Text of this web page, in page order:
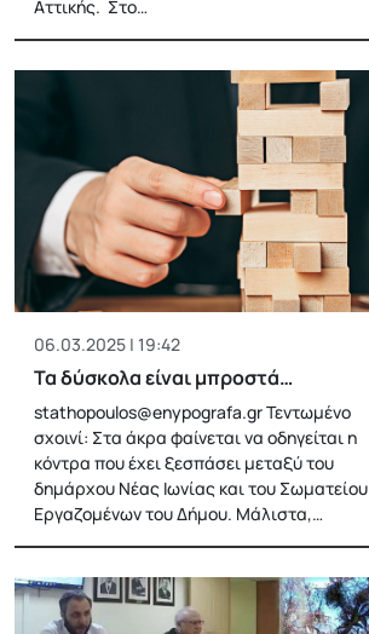
Αττικής. Στο…
06.03.2025 | 19:42
Τα δύσκολα είναι μπροστά…
stathopoulos@enypografa.grΤεντωμένο
σχοινί: Στα άκρα φαίνεται να οδηγείται η
κόντρα που έχει ξεσπάσει μεταξύ του
δημάρχου Νέας Ιωνίας και του Σωματείου
Εργαζομένων του Δήμου. Μάλιστα,…